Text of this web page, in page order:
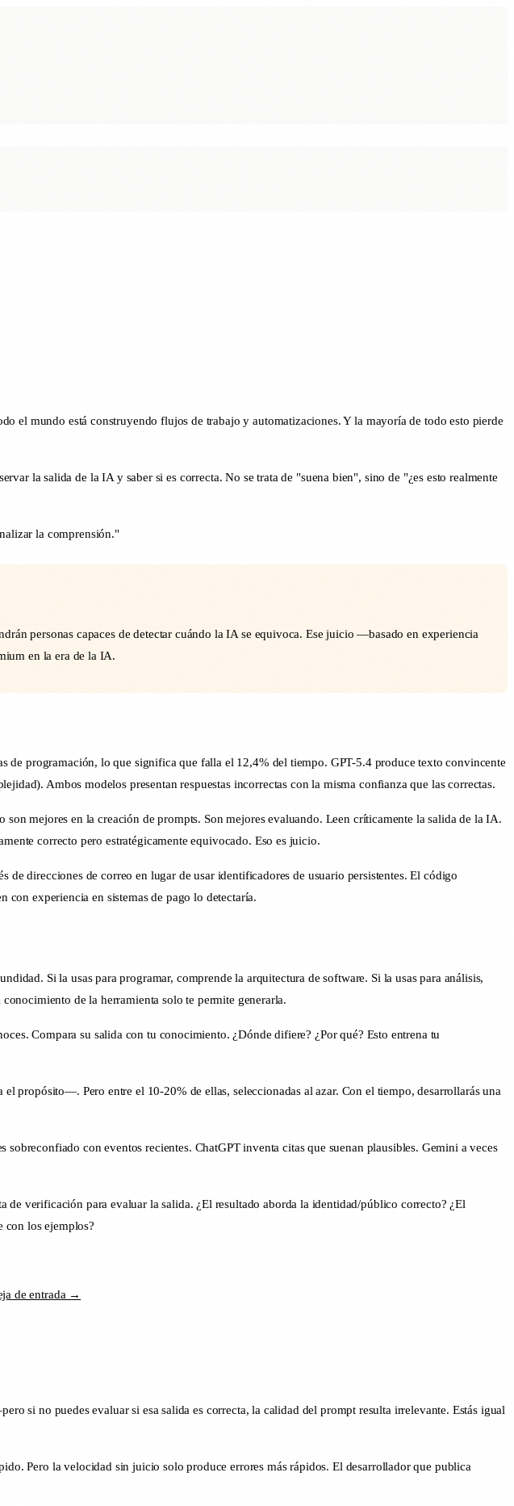
el mundo está construyendo flujos de trabajo y automatizaciones. Y la mayoría de todo esto pierde
la salida de la IA y saber si es correcta. No se trata de "suena bien", sino de "¿es esto realmente
la comprensión."
personas capaces de detectar cuándo la IA se equivoca. Ese juicio —basado en experiencia
en la era de la IA.
de programación, lo que significa que falla el 12,4% del tiempo. GPT-5.4 produce texto convincente
Ambos modelos presentan respuestas incorrectas con la misma confianza que las correctas.
mejores en la creación de prompts. Son mejores evaluando. Leen críticamente la salida de la IA.
correcto pero estratégicamente equivocado. Eso es juicio.
direcciones de correo en lugar de usar identificadores de usuario persistentes. El código
experiencia en sistemas de pago lo detectaría.
Si la usas para programar, comprende la arquitectura de software. Si la usas para análisis,
de la herramienta solo te permite generarla.
Compara su salida con tu conocimiento. ¿Dónde difiere? ¿Por qué? Esto entrena tu
propósito—. Pero entre el 10-20% de ellas, seleccionadas al azar. Con el tiempo, desarrollarás una
sobreconfiado con eventos recientes. ChatGPT inventa citas que suenan plausibles. Gemini a veces
verificación para evaluar la salida. ¿El resultado aborda la identidad/público correcto? ¿El
con los ejemplos?
de entrada →
si no puedes evaluar si esa salida es correcta, la calidad del prompt resulta irrelevante. Estás igual
Pero la velocidad sin juicio solo produce errores más rápidos. El desarrollador que publica